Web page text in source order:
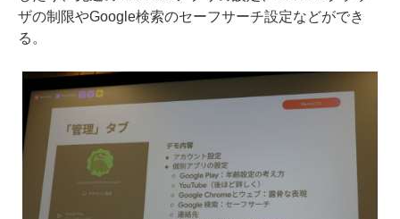
ザの制限やGoogle検索のセーフサーチ設定などができ
る。